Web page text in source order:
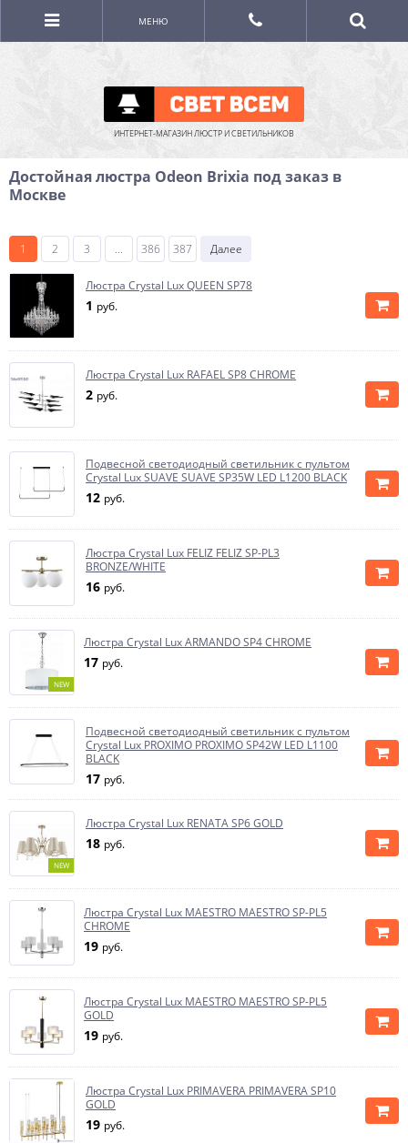
ИНТЕРНЕТ-МАГАЗИН ЛЮСТР И СВЕТИЛЬНИКОВ
МЕНЮ
Достойная люстра Odeon Brixia под заказ в
Москве
1 2 3 ... 386 387 Далее
Люстра Crystal Lux QUEEN SP78
1 руб.
Люстра Crystal Lux RAFAEL SP8 CHROME
2 руб.
Подвесной светодиодный светильник с пультом
Crystal Lux SUAVE SUAVE SP35W LED L1200 BLACK
12 руб.
Люстра Crystal Lux FELIZ FELIZ SP-PL3
BRONZE/WHITE
16 руб.
NEW
Люстра Crystal Lux ARMANDO SP4 CHROME
17 руб.
Подвесной светодиодный светильник с пультом
Crystal Lux PROXIMO PROXIMO SP42W LED L1100
BLACK
17 руб.
NEW
Люстра Crystal Lux RENATA SP6 GOLD
18 руб.
Люстра Crystal Lux MAESTRO MAESTRO SP-PL5
CHROME
19 руб.
Люстра Crystal Lux MAESTRO MAESTRO SP-PL5
GOLD
19 руб.
Люстра Crystal Lux PRIMAVERA PRIMAVERA SP10
GOLD
19 руб.